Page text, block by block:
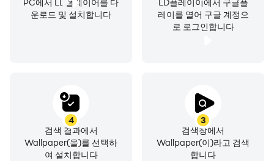
운로드 및 설치합니다
레이를 열어 구글 계정으
로 로그인합니다
3
검색창에서
Wallpaper(이)라고 검색
합니다
4
검색 결과에서
Wallpaper(을)를 선택하
여 설치합니다